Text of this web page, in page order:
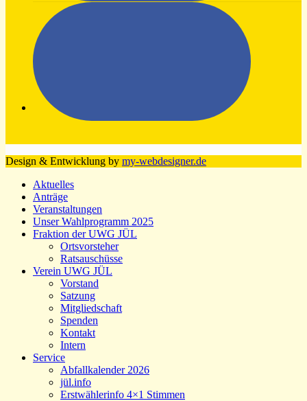
Design & Entwicklung by my-webdesigner.de
Aktuelles
Anträge
Veranstaltungen
Unser Wahlprogramm 2025
Fraktion der UWG JÜL
Ortsvorsteher
Ratsauschüsse
Verein UWG JÜL
Vorstand
Satzung
Mitgliedschaft
Spenden
Kontakt
Intern
Service
Abfallkalender 2026
jül.info
Erstwählerinfo 4×1 Stimmen